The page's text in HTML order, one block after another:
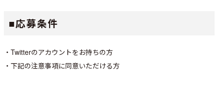
■応募条件
・Twitterのアカウントをお持ちの方
・下記の注意事項に同意いただける方